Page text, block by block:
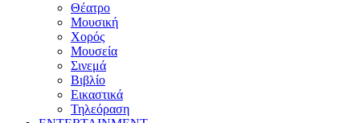
Θέατρο
Μουσική
Χορός
Μουσεία
Σινεμά
Βιβλίο
Εικαστικά
Τηλεόραση